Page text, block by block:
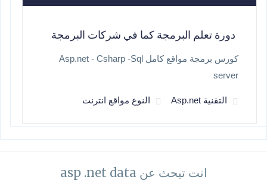
دورة تعلم البرمجة كما في شركات البرمجة
كورس برمجة مواقع كامل Asp.net - Csharp -Sql
server
التقنية Asp.net النوع مواقع انترنت
انت تبحث عن asp .net data